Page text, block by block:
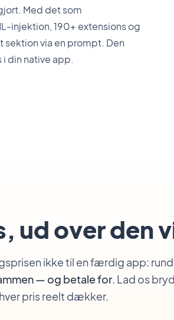
Med det som
injektion, 190+ extensions og
sektion via en prompt. Den
din native app.
ud over den
ikke til en færdig app:
— og betale for. Lad os
hver pris reelt dækker.